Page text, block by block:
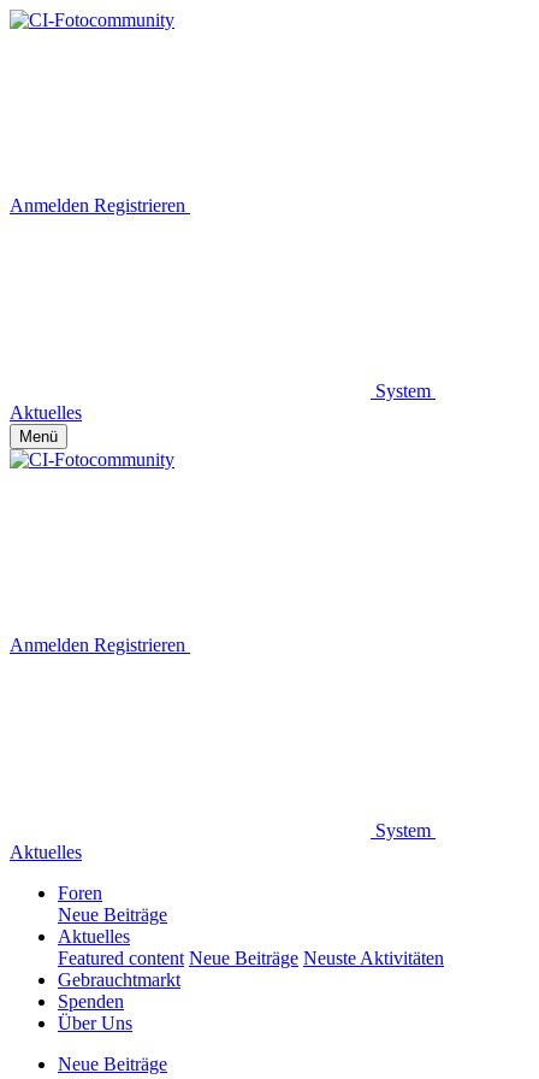
Anmelden Registrieren
System
Aktuelles
Menü
Anmelden Registrieren
System
Aktuelles
Foren
Neue Beiträge
Aktuelles
Featured content Neue Beiträge Neuste Aktivitäten
Gebrauchtmarkt
Spenden
Über Uns
Neue Beiträge